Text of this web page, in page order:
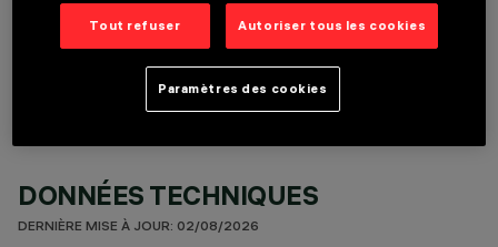
COMPOSANTS OPTIONNELS
DONNÉES TECHNIQUES
DERNIÈRE MISE À JOUR: 02/08/2026
Tout refuser Autoriser tous les cookies
Paramètres des cookies